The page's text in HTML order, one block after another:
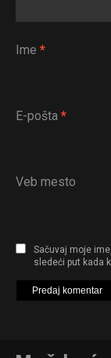
Ime *
E-pošta *
Veb mesto
Sačuvaj moje
sledeći put kada